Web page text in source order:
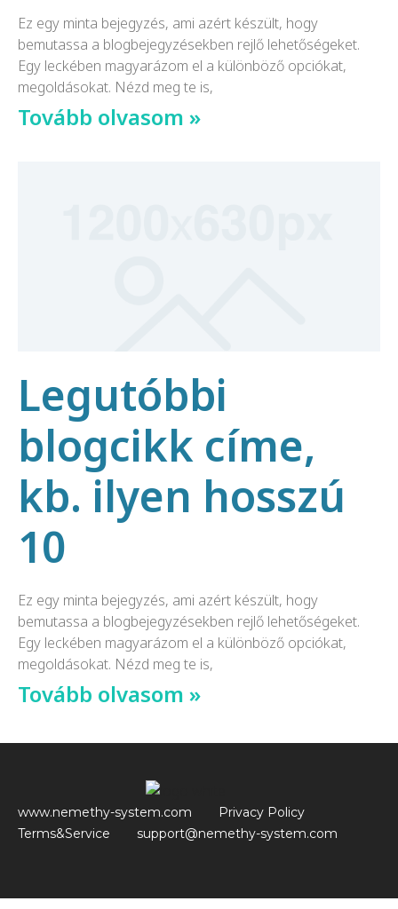
Ez egy minta bejegyzés, ami azért készült, hogy
bemutassa a blogbejegyzésekben rejlő lehetőségeket.
Egy leckében magyarázom el a különböző opciókat,
megoldásokat. Nézd meg te is,
Tovább olvasom »
Legutóbbi
blogcikk címe,
kb. ilyen hosszú
10
Ez egy minta bejegyzés, ami azért készült, hogy
bemutassa a blogbejegyzésekben rejlő lehetőségeket.
Egy leckében magyarázom el a különböző opciókat,
megoldásokat. Nézd meg te is,
Tovább olvasom »
www.nemethy-system.com
Privacy Policy
Terms&Service
support@nemethy-system.com